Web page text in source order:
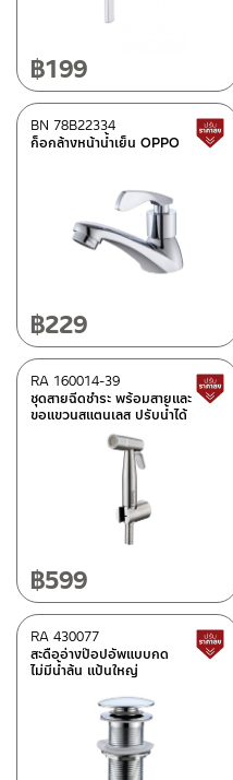
฿199
ก็อกล้างหน้าน้ำเย็น OPPO
BN 78B22334
฿229
ชุดสายฉีดชำระ พร้อมสายและ
ขอแขวนสแตนเลส ปรับน้ำได้
RA 160014-39
฿599
สะดืออ่างป๊อปอัพแบบกด
ไม่มีน้ำล้น แป้นใหญ่
RA 430077